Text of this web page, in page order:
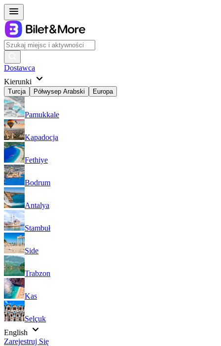
Dostawca
Kierunki
Turcja Półwysep Arabski Europa
Pamukkale
Kapadocja
Fethiye
Bodrum
Antalya
Stambuł
Side
Trabzon
Kas
Selçuk
English
Zarejestruj Się